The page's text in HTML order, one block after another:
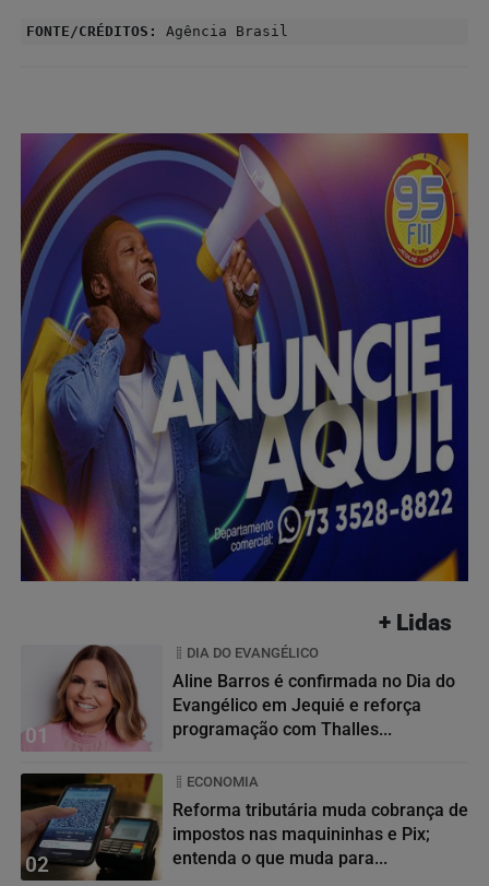
FONTE/CRÉDITOS: Agência Brasil
+ Lidas
01
DIA DO EVANGÉLICO
Aline Barros é confirmada no Dia do
Evangélico em Jequié e reforça
programação com Thalles...
02
ECONOMIA
Reforma tributária muda cobrança de
impostos nas maquininhas e Pix;
entenda o que muda para...